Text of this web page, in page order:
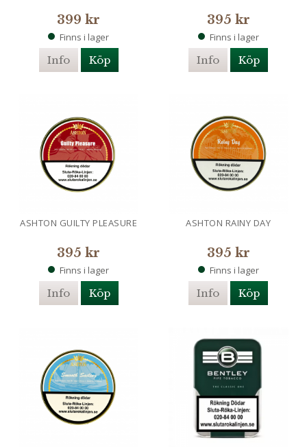
399 kr
Finns i lager
Info Köp
395 kr
Finns i lager
Info Köp
ASHTON GUILTY PLEASURE
395 kr
Finns i lager
Info Köp
ASHTON RAINY DAY
395 kr
Finns i lager
Info Köp